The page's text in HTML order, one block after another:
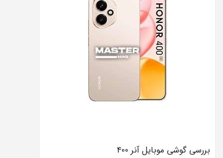
بررسی گوشی موبایل آنر 400